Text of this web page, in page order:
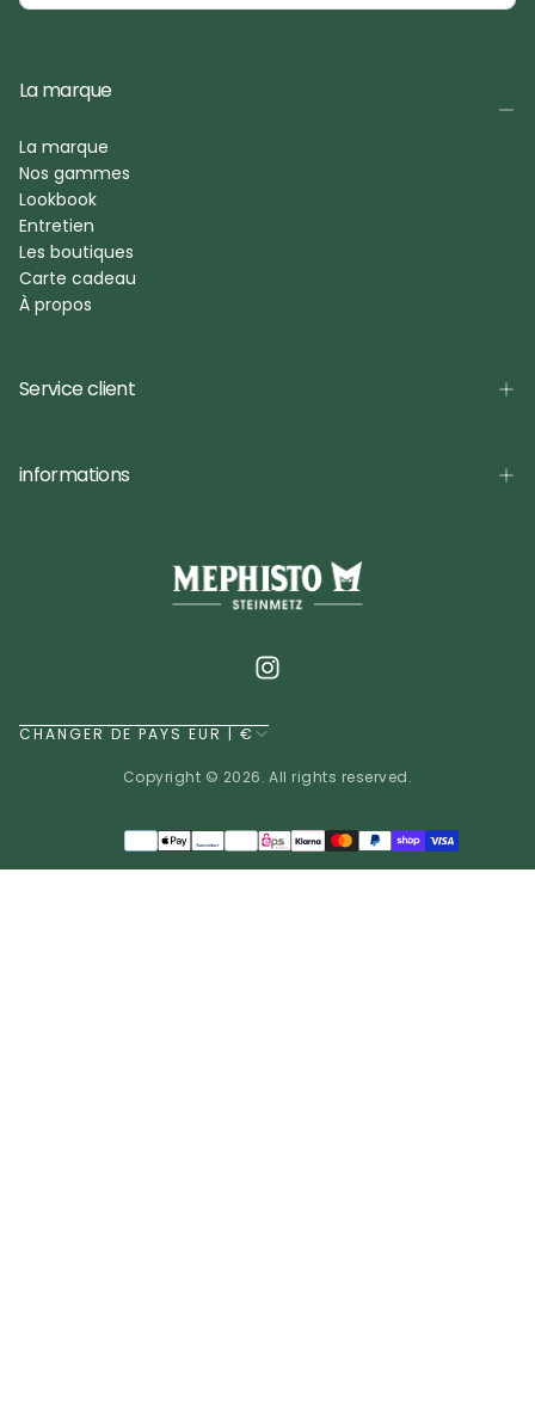
La marque
La marque
Nos gammes
Lookbook
Entretien
Les boutiques
Carte cadeau
À propos
Service client
informations
CHANGER DE PAYS EUR | €
Copyright © 2026. All rights reserved.
Méthodes
de